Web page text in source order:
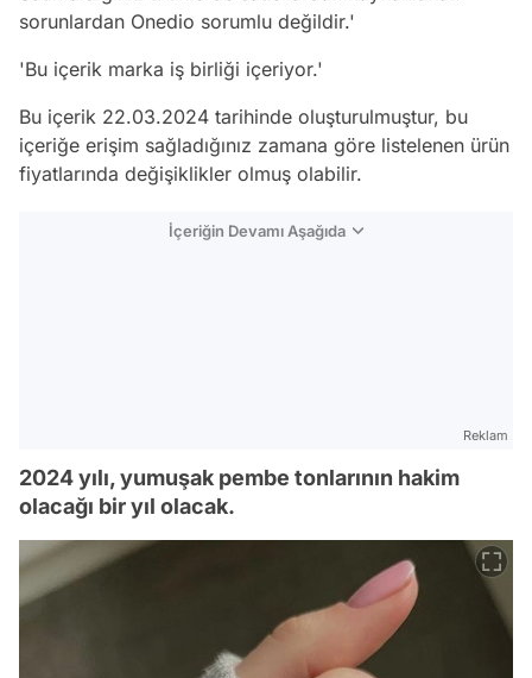
sorunlardan Onedio sorumlu değildir.'
'Bu içerik marka iş birliği içeriyor.'
Bu içerik 22.03.2024 tarihinde oluşturulmuştur, bu
içeriğe erişim sağladığınız zamana göre listelenen ürün
fiyatlarında değişiklikler olmuş olabilir.
İçeriğin Devamı Aşağıda
Reklam
2024 yılı, yumuşak pembe tonlarının hakim
olacağı bir yıl olacak.